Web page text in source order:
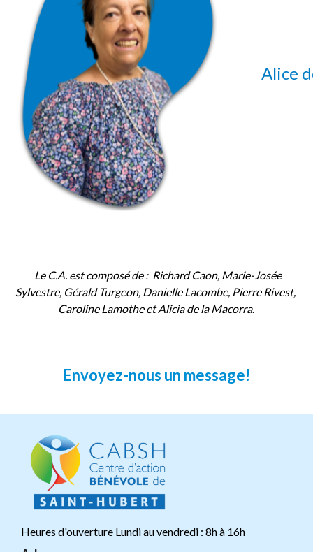
Alice
Le C.A. est composé de : Richard Caon, Marie-Josée
Sylvestre, Gérald Turgeon, Danielle Lacombe, Pierre Rivest,
Caroline Lamotheet Alicia de la Macorra.
Envoyez-nous un message!
Heures d'ouverture Lundi au vendredi : 8h à 16h